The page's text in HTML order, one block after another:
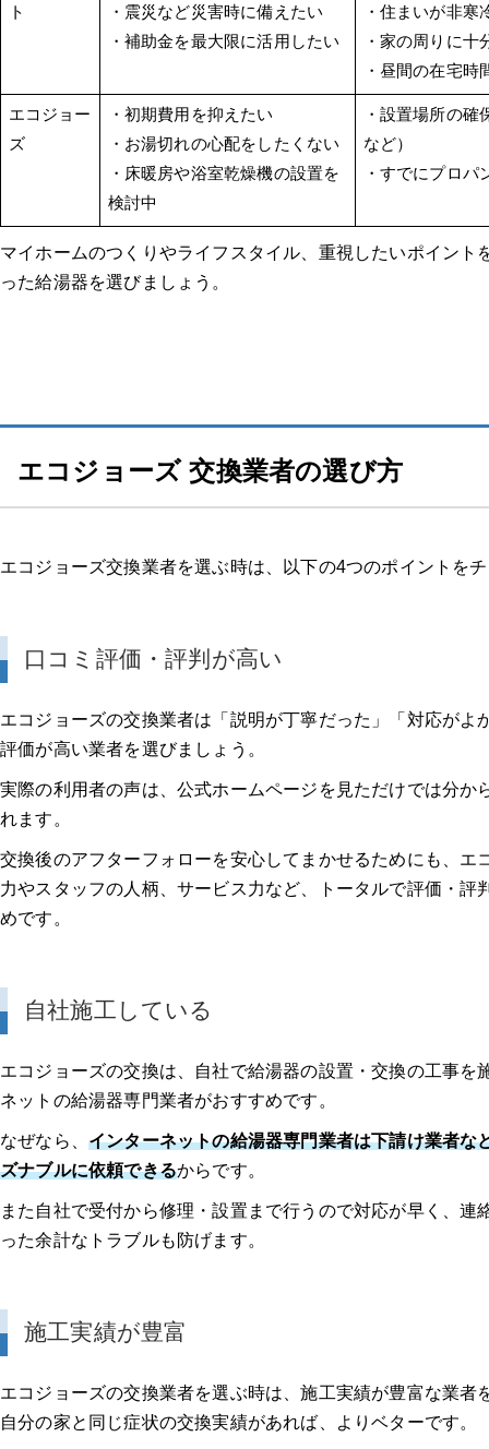
ト
・震災など災害時に備えたい
・補助金を最大限に活用したい
・住まいが非寒
・家の周りに十
・昼間の在宅時
エコジョー
ズ
・初期費用を抑えたい
・お湯切れの心配をしたくない
・床暖房や浴室乾燥機の設置を
検討中
・設置場所の確
など）
・すでにプロパ
マイホームのつくりやライフスタイル、重視したいポイント
った給湯器を選びましょう。
エコジョーズ 交換業者の選び方
エコジョーズ交換業者を選ぶ時は、以下の4つのポイントを
口コミ評価・評判が高い
エコジョーズの交換業者は「説明が丁寧だった」「対応がよ
評価が高い業者を選びましょう。
実際の利用者の声は、公式ホームページを見ただけでは分か
れます。
交換後のアフターフォローを安心してまかせるためにも、エ
力やスタッフの人柄、サービス力など、トータルで評価・評
めです。
自社施工している
エコジョーズの交換は、自社で給湯器の設置・交換の工事を
ネットの給湯器専門業者がおすすめです。
なぜなら、 インターネットの給湯器専門業者は下請け業者な
ズナブルに依頼できるからです。
また自社で受付から修理・設置まで行うので対応が早く、連
った余計なトラブルも防げます。
施工実績が豊富
エコジョーズの交換業者を選ぶ時は、施工実績が豊富な業者
自分の家と同じ症状の交換実績があれば、よりベターです。